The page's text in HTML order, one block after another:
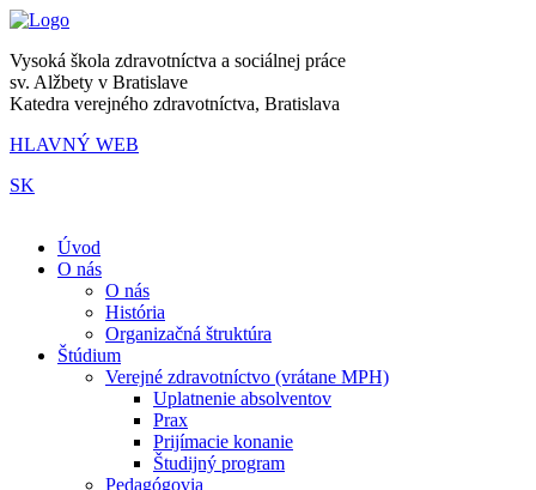
Vysoká škola zdravotníctva a sociálnej práce
sv. Alžbety v Bratislave
Katedra verejného zdravotníctva, Bratislava
HLAVNÝ WEB
SK
Úvod
O nás
O nás
História
Organizačná štruktúra
Štúdium
Verejné zdravotníctvo (vrátane MPH)
Uplatnenie absolventov
Prax
Prijímacie konanie
Študijný program
Pedagógovia